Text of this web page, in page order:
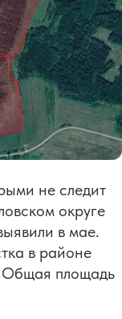
не следит
округе
в мае.
в районе
Общая площадь